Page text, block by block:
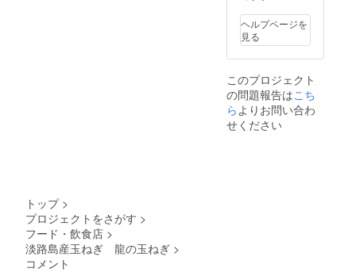
月〜
1.5ヶ月
ぐらい
は大丈
す！
ヘルプページを
見る
このプロジェクト
の問題報告はこち
ら よりお問い合わ
せください
トップ >
プロジェクトをさがす >
フード・飲食店 >
淡路島産玉ねぎ 龍の玉ねぎ >
コメント